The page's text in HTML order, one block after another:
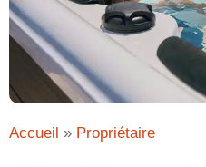
Accueil » Propriétaire